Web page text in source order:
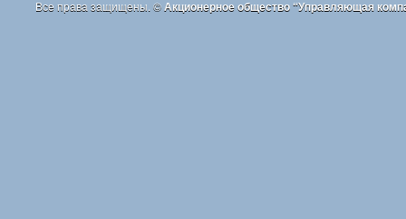
Все права защищены. ©Акционерное общество “Управляющая